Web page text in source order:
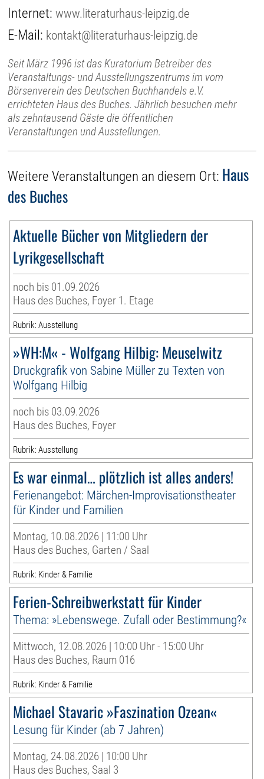
Internet:www.literaturhaus-leipzig.de
E-Mail: kontakt@literaturhaus-leipzig.de
Seit März 1996 ist das Kuratorium Betreiber des
Veranstaltungs- und Ausstellungszentrums im vom
Börsenverein des Deutschen Buchhandels e.V.
errichteten Haus des Buches. Jährlich besuchen mehr
als zehntausend Gäste die öffentlichen
Veranstaltungen und Ausstellungen.
Weitere Veranstaltungen an diesem Ort: Haus
des Buches
Aktuelle Bücher von Mitgliedern der
Lyrikgesellschaft
noch bis 01.09.2026
Haus des Buches, Foyer 1. Etage
Rubrik: Ausstellung
»WH:M« - Wolfgang Hilbig: Meuselwitz
Druckgrafik von Sabine Müller zu Texten von
Wolfgang Hilbig
noch bis 03.09.2026
Haus des Buches, Foyer
Rubrik: Ausstellung
Es war einmal… plötzlich ist alles anders!
Ferienangebot: Märchen-Improvisationstheater
für Kinder und Familien
Montag, 10.08.2026 | 11:00 Uhr
Haus des Buches, Garten / Saal
Rubrik: Kinder & Familie
Ferien-Schreibwerkstatt für Kinder
Thema: »Lebenswege. Zufall oder Bestimmung?«
Mittwoch, 12.08.2026 | 10:00 Uhr - 15:00 Uhr
Haus des Buches, Raum 016
Rubrik: Kinder & Familie
Michael Stavaric »Faszination Ozean«
Lesung für Kinder (ab 7 Jahren)
Montag, 24.08.2026 | 10:00 Uhr
Haus des Buches, Saal 3